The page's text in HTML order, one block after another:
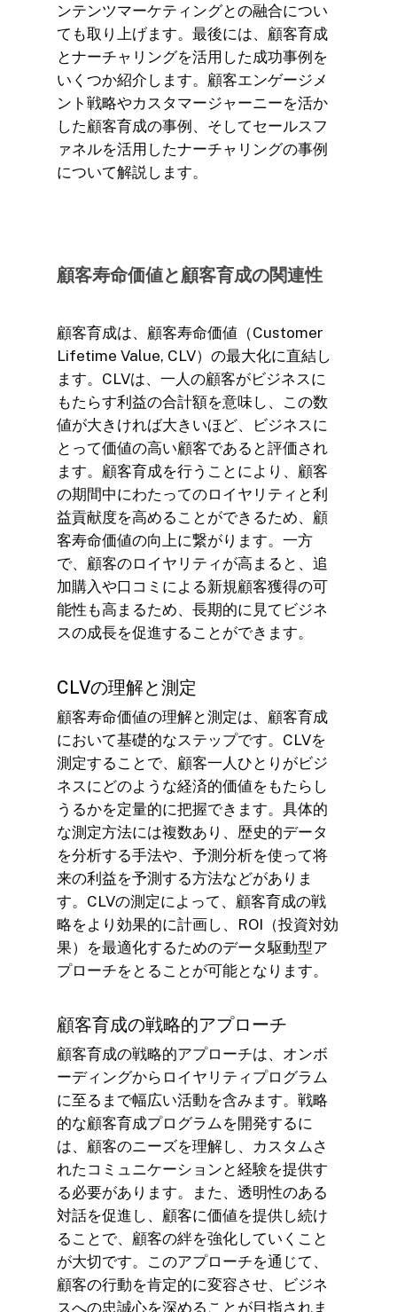
ンテンツマーケティングとの融合につい
ても取り上げます。最後には、顧客育成
とナーチャリングを活用した成功事例を
いくつか紹介します。顧客エンゲージメ
ント戦略やカスタマージャーニーを活か
した顧客育成の事例、そしてセールスフ
ァネルを活用したナーチャリングの事例
について解説します。
顧客寿命価値と顧客育成の関連性
顧客育成は、顧客寿命価値（Customer
Lifetime Value, CLV）の最大化に直結し
ます。CLVは、一人の顧客がビジネスに
もたらす利益の合計額を意味し、この数
値が大きければ大きいほど、ビジネスに
とって価値の高い顧客であると評価され
ます。顧客育成を行うことにより、顧客
の期間中にわたってのロイヤリティと利
益貢献度を高めることができるため、顧
客寿命価値の向上に繋がります。一方
で、顧客のロイヤリティが高まると、追
加購入や口コミによる新規顧客獲得の可
能性も高まるため、長期的に見てビジネ
スの成長を促進することができます。
CLVの理解と測定
顧客寿命価値の理解と測定は、顧客育成
において基礎的なステップです。CLVを
測定することで、顧客一人ひとりがビジ
ネスにどのような経済的価値をもたらし
うるかを定量的に把握できます。具体的
な測定方法には複数あり、歴史的データ
を分析する手法や、予測分析を使って将
来の利益を予測する方法などがありま
す。CLVの測定によって、顧客育成の戦
略をより効果的に計画し、ROI（投資対効
果）を最適化するためのデータ駆動型ア
プローチをとることが可能となります。
顧客育成の戦略的アプローチ
顧客育成の戦略的アプローチは、オンボ
ーディングからロイヤリティプログラム
に至るまで幅広い活動を含みます。戦略
的な顧客育成プログラムを開発するに
は、顧客のニーズを理解し、カスタムさ
れたコミュニケーションと経験を提供す
る必要があります。また、透明性のある
対話を促進し、顧客に価値を提供し続け
ることで、顧客の絆を強化していくこと
が大切です。このアプローチを通じて、
顧客の行動を肯定的に変容させ、ビジネ
スへの忠誠心を深めることが目指されま